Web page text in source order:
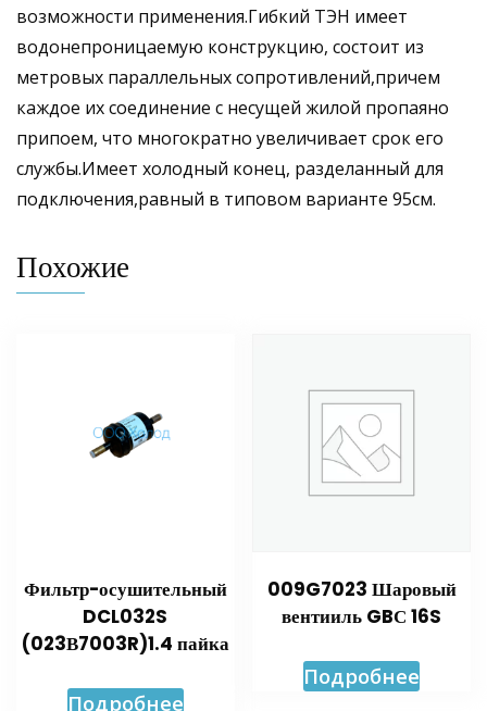
возможности применения.Гибкий ТЭН имеет
водонепроницаемую конструкцию, состоит из
метровых параллельных сопротивлений,причем
каждое их соединение с несущей жилой пропаяно
припоем, что многократно увеличивает срок его
службы.Имеет холодный конец, разделанный для
подключения,равный в типовом варианте 95см.
Похожие
Фильтр-осушительный
DCL032S
(023В7003R)1.4 пайка
Подробнее
009G7023 Шаровый
вентииль GBС 16S
Подробнее